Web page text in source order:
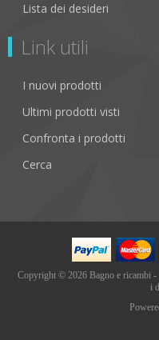
Lista dei desideri
Link utili
I nuovi prodotti
Ultimi prodotti visti
Confronta i prodotti
Cerca
Copyright © 2026 Bagno e ricambi -
i